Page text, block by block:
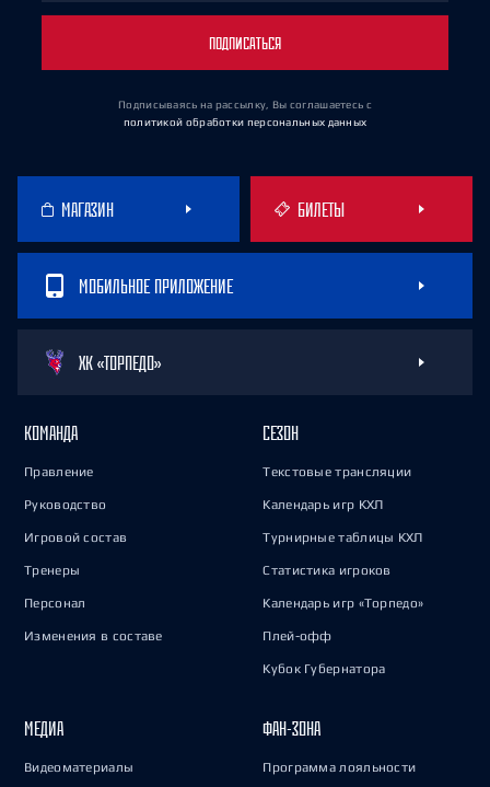
ПОДПИСАТЬСЯ
Подписываясь на рассылку, Вы соглашаетесь с
политикой обработки персональных данных
МАГАЗИН БИЛЕТЫ
МОБИЛЬНОЕ ПРИЛОЖЕНИЕ
ХК «ТОРПЕДО»
КОМАНДА
Правление
Руководство
Игровой состав
Тренеры
Персонал
Изменения в составе
СЕЗОН
Текстовые трансляции
Календарь игр КХЛ
Турнирные таблицы КХЛ
Статистика игроков
Календарь игр «Торпедо»
Плей-офф
Кубок Губернатора
МЕДИА
Видеоматериалы
ФАН-ЗОНА
Программа лояльности